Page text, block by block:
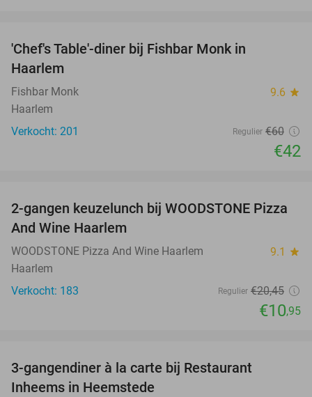
'Chef's Table'-diner bij Fishbar Monk in
Haarlem
Fishbar Monk 9.6 star
Haarlem
Verkocht: 201
Regulier €60
€42
46%
2-gangen keuzelunch bij WOODSTONE Pizza
And Wine Haarlem
WOODSTONE Pizza And Wine Haarlem 9.1 star
Haarlem
Verkocht: 183
Regulier €20,45
€10,95
3-gangendiner à la carte bij Restaurant
Inheems in Heemstede